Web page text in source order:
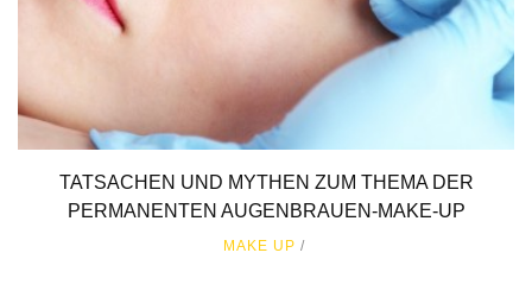
TATSACHEN UND MYTHEN ZUM THEMA DER
PERMANENTEN AUGENBRAUEN-MAKE-UP
MAKE UP